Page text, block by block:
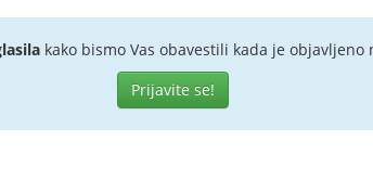
kako bismo Vas obavestili kada je objavljeno
Prijavite se!